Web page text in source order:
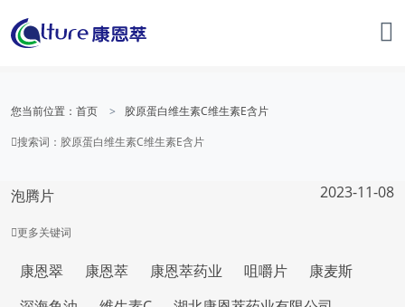
您当前位置： 首页
胶原蛋白维生素C维生素E含片
搜索词 ：胶原蛋白维生素C维生素E含片
泡腾片 2023-11-08
更多关键词
康恩翠 康恩萃 康恩萃药业 咀嚼片
康麦斯